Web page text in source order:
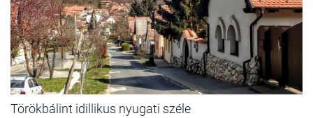
Törökbálint idillikus nyugati széle